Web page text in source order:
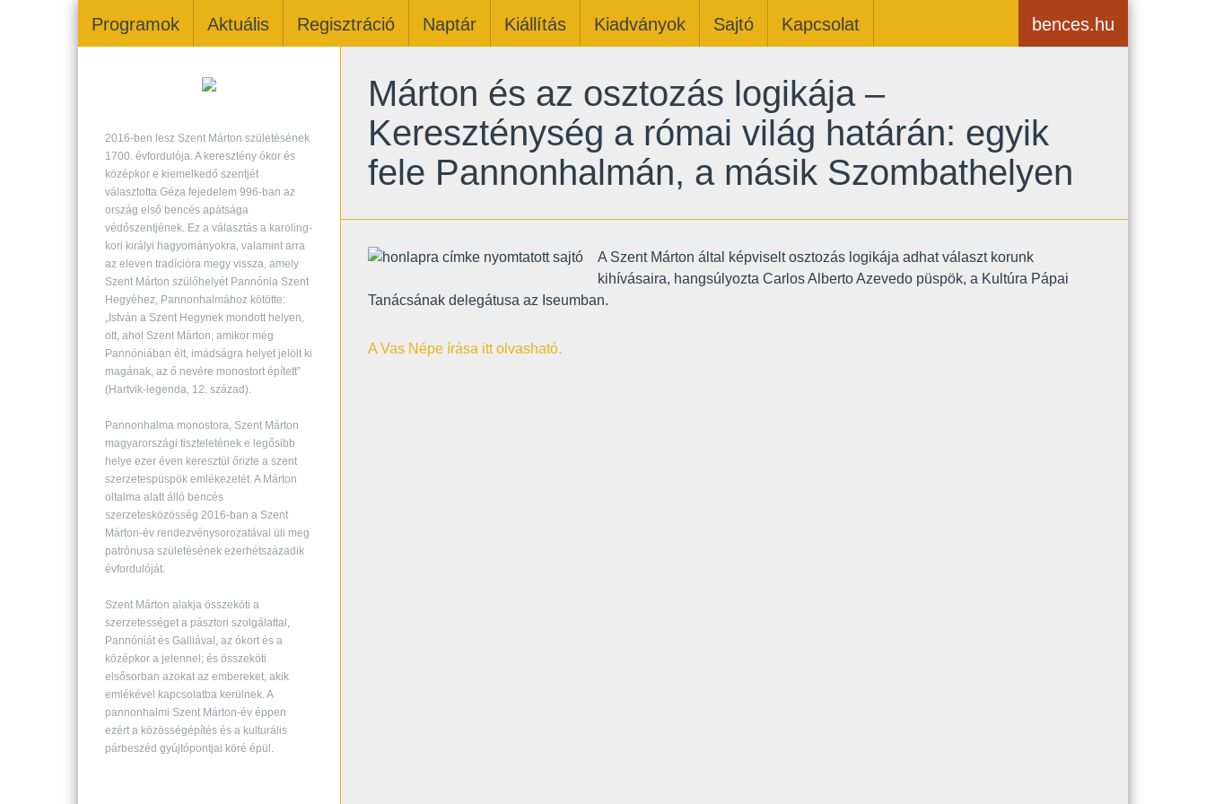
Programok Aktuális Regisztráció Naptár Kiállítás Kiadványok Sajtó Kapcsolat bences.hu
2016-ben lesz Szent Márton születésének
1700. évfordulója. A keresztény ókor és
középkor e kiemelkedő szentjét
választotta Géza fejedelem 996-ban az
ország első bencés apátsága
védőszentjének. Ez a választás a karoling-
kori királyi hagyományokra, valamint arra
az eleven tradícióra megy vissza, amely
Szent Márton szülőhelyét Pannónia Szent
Hegyéhez, Pannonhalmához kötötte:
„István a Szent Hegynek mondott helyen,
ott, ahol Szent Márton, amikor még
Pannóniában élt, imádságra helyet jelölt ki
magának, az ő nevére monostort épített”
(Hartvik-legenda, 12. század).
Pannonhalma monostora, Szent Márton
magyarországi tiszteletének e legősibb
helye ezer éven keresztül őrizte a szent
szerzetespüspök emlékezetét. A Márton
oltalma alatt álló bencés
szerzetesközösség 2016-ban a Szent
Márton-év rendezvénysorozatával üli meg
patrónusa születésének ezerhétszázadik
évfordulóját.
Szent Márton alakja összeköti a
szerzetességet a pásztori szolgálattal,
Pannóniát és Galliával, az ókort és a
középkor a jelennel; és összeköti
elsősorban azokat az embereket, akik
emlékével kapcsolatba kerülnek. A
pannonhalmi Szent Márton-év éppen
ezért a közösségépítés és a kulturális
párbeszéd gyújtópontjai köré épül.
Márton és az osztozás logikája –
Kereszténység a római világ határán: egyik
fele Pannonhalmán, a másik Szombathelyen
A Szent Márton által képviselt osztozás logikája adhat választ korunk
kihívásaira, hangsúlyozta Carlos Alberto Azevedo püspök, a Kultúra Pápai
Tanácsának delegátusa az Iseumban.
A Vas Népe írása itt olvasható.